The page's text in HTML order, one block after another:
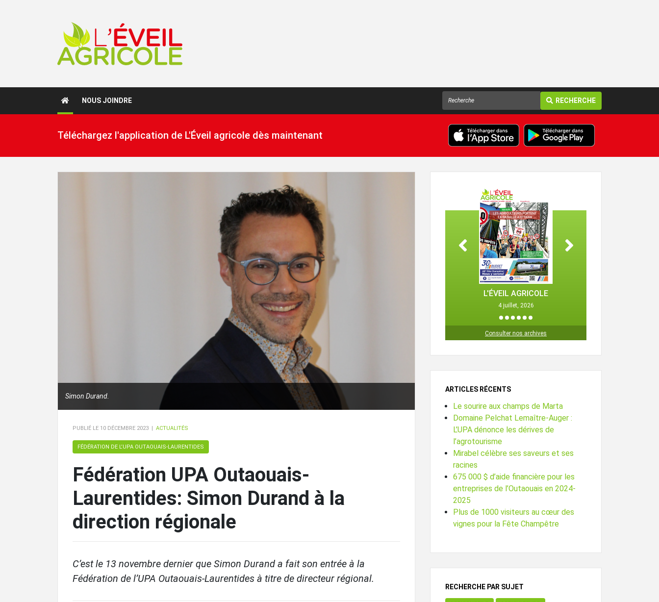
NOUS JOINDRE RECHERCHE
Téléchargez l'application de L'Éveil agricole dès maintenant
Simon Durand.
PUBLIÉ LE 10 DÉCEMBRE 2023 ACTUALITÉS
FÉDÉRATION DE L’UPA OUTAOUAIS-LAURENTIDES
Fédération UPA Outaouais-
Laurentides: Simon Durand à la
direction régionale
C’est le 13 novembre dernier que Simon Durand a fait son entrée à la
Fédération de l’UPA Outaouais-Laurentides à titre de directeur régional.
L'ÉVEIL AGRICOLE
4 juillet, 2026
1 2 3 4 5
Consulter nos archives
ARTICLES RÉCENTS
Le sourire aux champs de Marta
Domaine Pelchat Lemaître-Auger :
L’UPA dénonce les dérives de
l’agrotourisme
Mirabel célèbre ses saveurs et ses
racines
675 000 $ d’aide financière pour les
entreprises de l’Outaouais en 2024-
2025
Plus de 1000 visiteurs au cœur des
vignes pour la Fête Champêtre
RECHERCHE PAR SUJET